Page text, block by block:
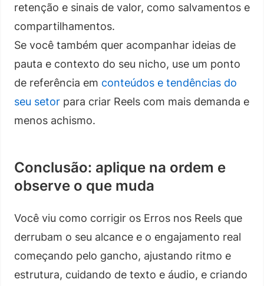
retenção e sinais de valor, como salvamentos e
compartilhamentos.
Se você também quer acompanhar ideias de
pauta e contexto do seu nicho, use um ponto
de referência em conteúdos e tendências do
seu setor para criar Reels com mais demanda e
menos achismo.
Conclusão: aplique na ordem e
observe o que muda
Você viu como corrigir os Erros nos Reels que
derrubam o seu alcance e o engajamento real
começando pelo gancho, ajustando ritmo e
estrutura, cuidando de texto e áudio, e criando